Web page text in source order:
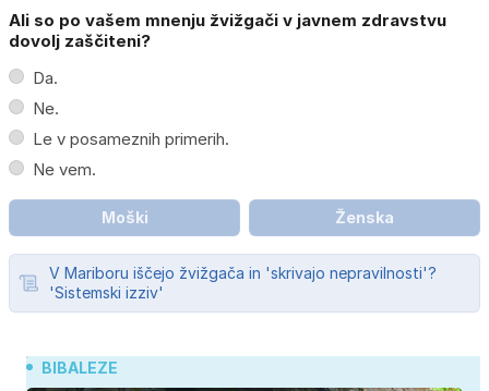
Ali so po vašem mnenju žvižgači v javnem zdravstvu
dovolj zaščiteni?
Da.
Ne.
Le v posameznih primerih.
Ne vem.
Moški Ženska
V Mariboru iščejo žvižgača in 'skrivajo nepravilnosti'?
'Sistemski izziv'
BIBALEZE